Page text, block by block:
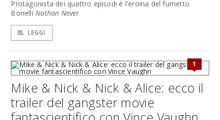
Protagonista dei quattro episodi è l'eroina del fumetto
BonelliNathan Never
LEGGI
1
Mike & Nick & Nick & Alice: ecco il
trailer del gangster movie